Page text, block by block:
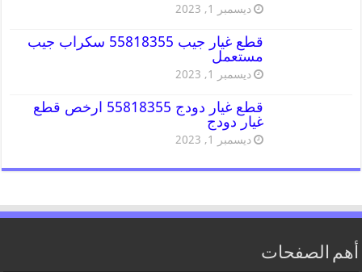
ديسمبر 1, 2023
قطع غيار جيب 55818355 سكراب جيب
مستعمل
ديسمبر 1, 2023
قطع غيار دودج 55818355 ارخص قطع
غيار دودج
ديسمبر 1, 2023
أهم الصفحات